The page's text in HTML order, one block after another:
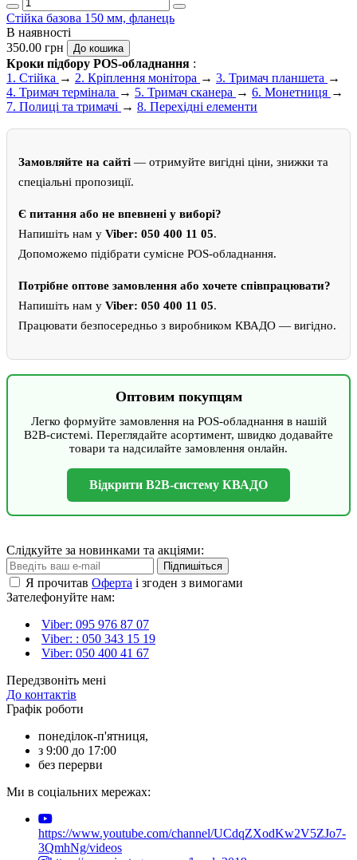
Стійка базова 150 мм, фланець
В наявності
350.00 грн
До кошика
Кроки підбору POS-обладнання :
1. Стійка → 2. Кріплення монітора → 3. Тримач планшета →
4. Тримач термінала → 5. Тримач сканера → 6. Монетниця →
7. Полиці та тримачі → 8. Перехідні елементи
Замовляйте на сайті — отримуйте вигідні ціни, знижки та
спеціальні пропозиції.
Є питання або не впевнені у виборі?
Напишіть нам у Viber: 050 400 11 05.
Допоможемо підібрати сумісне POS-обладнання.
Потрібне оптове замовлення або хочете співпрацювати?
Напишіть нам у Viber: 050 400 11 05.
Працювати безпосередньо з виробником КВАДО — вигідно.
Оптовим покупцям
Легко формуйте замовлення на POS-обладнання в нашій
B2B-системі. Переглядайте асортимент, швидко додавайте
товари та надсилайте замовлення онлайн.
Відкрити B2B-систему КВАДО
Слідкуйте за новинками та акціями:
Підпишіться
Я прочитав Оферта і згоден з вимогами
Зателефонуйте нам:
Viber: 095 976 87 07
Viber: : 050 343 15 19‬
Viber: 050 400 41 67
Передзвоніть мені
До контактів
Графік роботи
понеділок-п'ятниця,
з 9:00 до 17:00
без перерви
Ми в соціальних мережах:
https://www.youtube.com/channel/UCdqZXodKw2V5ZJo7-
3QmhNg/videos